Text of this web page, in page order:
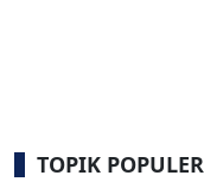
TOPIK POPULER